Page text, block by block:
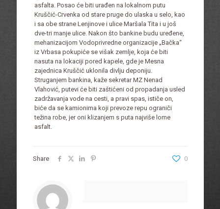
asfalta. Posao će biti urađen na lokalnom putu
Kruščić-Crvenka od stare pruge do ulaska u selo, kao
i sa obe strane Lenjinove i ulice Maršala Tita i u još
dve-tri manje ulice. Nakon što bankine budu uređene,
mehanizacijom Vodoprivredne organizacije „Bačka“
iz Vrbasa pokupiće se višak zemlje, koja će biti
nasuta na lokaciji pored kapele, gde je Mesna
zajednica Kruščić uklonila divlju deponiju.
Struganjem bankina, kaže sekretar MZ Nenad
Vlahović, putevi će biti zaštićeni od propadanja usled
zadržavanja vode na cesti, a pravi spas, ističe on,
biće da se kamionima koji prevoze repu ograniči
težina robe, jer oni klizanjem s puta najviše lome
asfalt.
Share 0